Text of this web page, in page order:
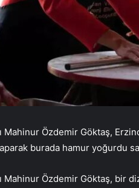
Özdemir Göktaş,
burada hamur yoğurdu
Mahinur Özdemir Göktaş, bir